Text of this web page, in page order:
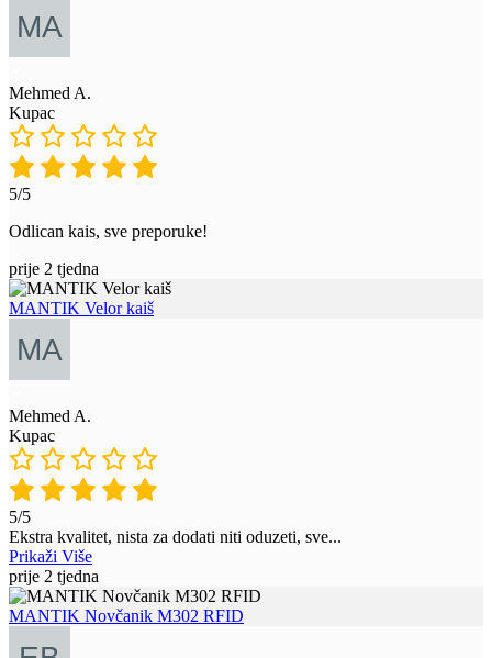
Mehmed A.
Kupac
5/5
Odlican kais, sve preporuke!
prije 2 tjedna
MANTIK Velor kaiš
Mehmed A.
Kupac
5/5
Ekstra kvalitet, nista za dodati niti oduzeti, sve...
Prikaži Više
prije 2 tjedna
MANTIK Novčanik M302 RFID